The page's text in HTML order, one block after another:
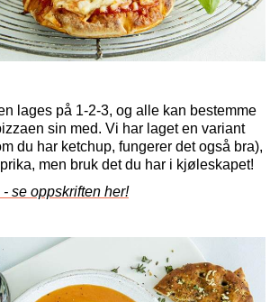
lages på 1-2-3, og alle kan bestemme
sin med. Vi har laget en variant
du har ketchup, fungerer det også bra),
men bruk det du har i kjøleskapet!
se oppskriften her!